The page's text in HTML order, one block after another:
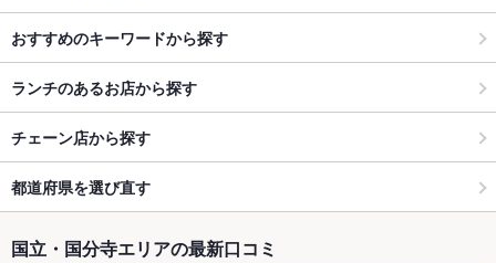
おすすめのキーワードから探す
ランチのあるお店から探す
チェーン店から探す
都道府県を選び直す
国立・国分寺エリアの最新口コミ